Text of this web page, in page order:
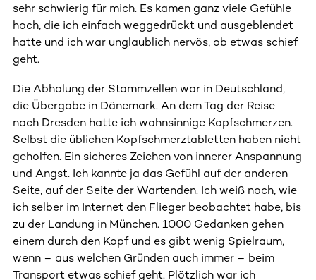
sehr schwierig für mich. Es kamen ganz viele Gefühle
hoch, die ich einfach weggedrückt und ausgeblendet
hatte und ich war unglaublich nervös, ob etwas schief
geht.
Die Abholung der Stammzellen war in Deutschland,
die Übergabe in Dänemark. An dem Tag der Reise
nach Dresden hatte ich wahnsinnige Kopfschmerzen.
Selbst die üblichen Kopfschmerztabletten haben nicht
geholfen. Ein sicheres Zeichen von innerer Anspannung
und Angst. Ich kannte ja das Gefühl auf der anderen
Seite, auf der Seite der Wartenden. Ich weiß noch, wie
ich selber im Internet den Flieger beobachtet habe, bis
zu der Landung in München. 1000 Gedanken gehen
einem durch den Kopf und es gibt wenig Spielraum,
wenn – aus welchen Gründen auch immer – beim
Transport etwas schief geht. Plötzlich war ich